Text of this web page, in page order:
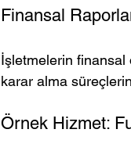
Finansal
İşletmelerin finansal
karar alma
Örnek Hizmet: